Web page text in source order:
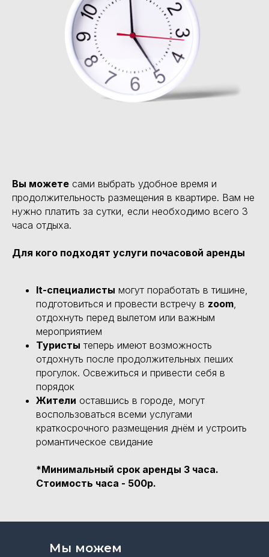
Вы можете сами выбрать удобное время и
продолжительность размещения в квартире. Вам не
нужно платить за сутки, если необходимо всего 3
часа отдыха.
Для кого подходят услуги почасовой аренды
It-специалисты могут поработать в тишине,
подготовиться и провести встречу в zoom,
отдохнуть перед вылетом или важным
мероприятием
Туристы теперь имеют возможность
отдохнуть после продолжительных пеших
прогулок. Освежиться и привести себя в
порядок
Жители оставшись в городе, могут
воспользоваться всеми услугами
краткосрочного размещения днём и устроить
романтическое свидание
*Минимальный срок аренды 3 часа.
Стоимость часа - 500р.
Мы можем